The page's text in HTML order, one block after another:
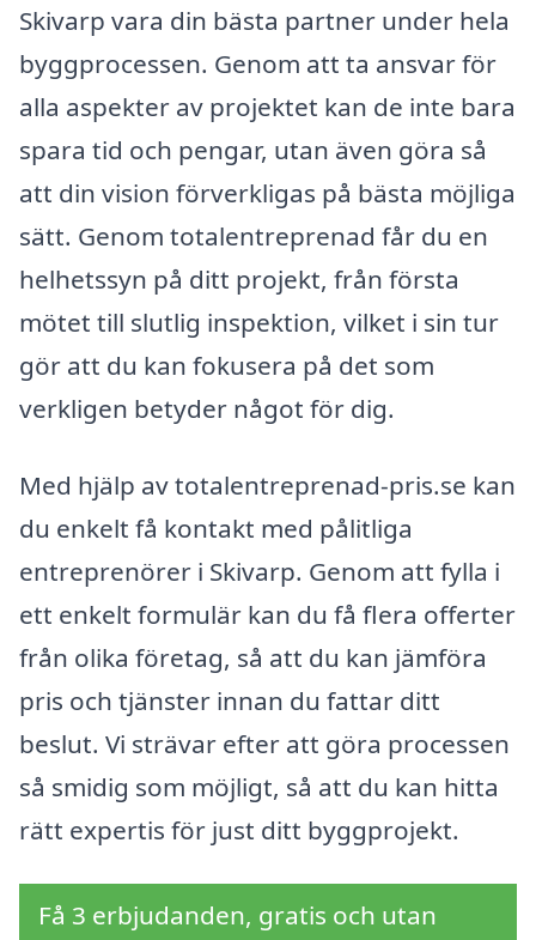
Skivarp vara din bästa partner under hela
byggprocessen. Genom att ta ansvar för
alla aspekter av projektet kan de inte bara
spara tid och pengar, utan även göra så
att din vision förverkligas på bästa möjliga
sätt. Genom totalentreprenad får du en
helhetssyn på ditt projekt, från första
mötet till slutlig inspektion, vilket i sin tur
gör att du kan fokusera på det som
verkligen betyder något för dig.
Med hjälp av totalentreprenad-pris.se kan
du enkelt få kontakt med pålitliga
entreprenörer i Skivarp. Genom att fylla i
ett enkelt formulär kan du få flera offerter
från olika företag, så att du kan jämföra
pris och tjänster innan du fattar ditt
beslut. Vi strävar efter att göra processen
så smidig som möjligt, så att du kan hitta
rätt expertis för just ditt byggprojekt.
Få 3 erbjudanden, gratis och utan